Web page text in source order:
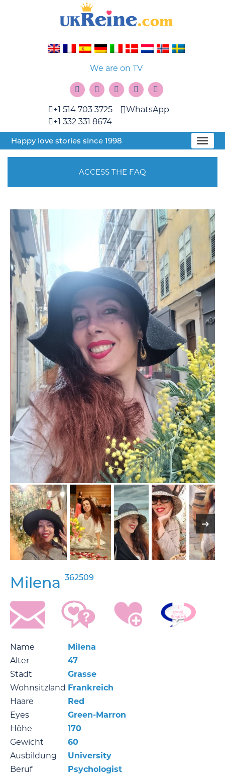
We are on TV
+1 514 703 3725
+1 332 331 8674
WhatsApp
Happy love stories since 1998
ACCESS THE FAQ
Milena 362509
Name
Milena
Alter
47
Stadt
Grasse
Wohnsitzland Frankreich
Haare
Red
Eyes
Green-Marron
Höhe
170
Gewicht
60
Ausbildung
University
Beruf
Psychologist